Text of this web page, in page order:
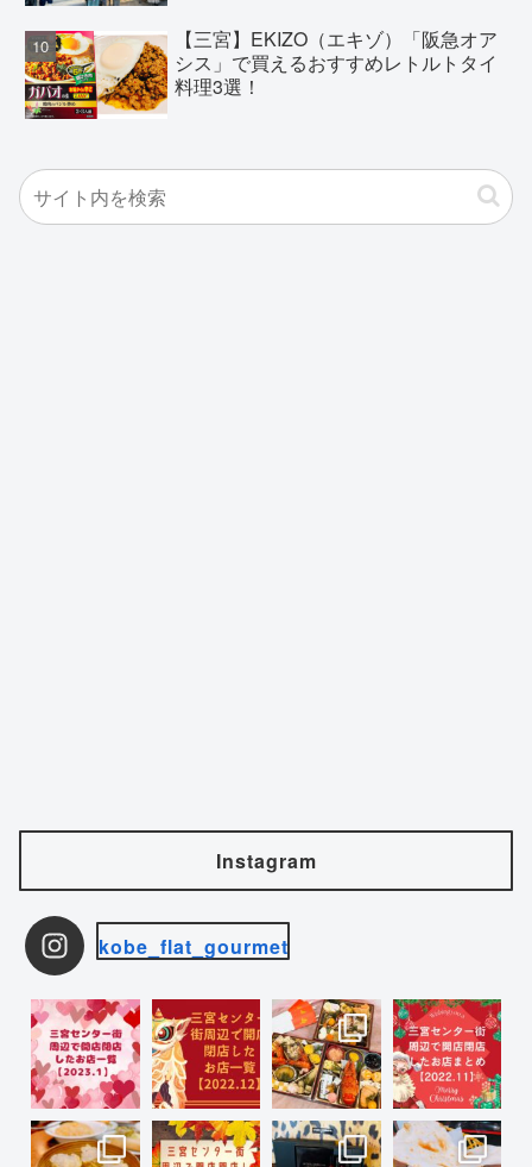
【三宮】EKIZO（エキゾ）「阪急オア
シス」で買えるおすすめレトルトタイ
料理3選！
Instagram
kobe_flat_gourmet